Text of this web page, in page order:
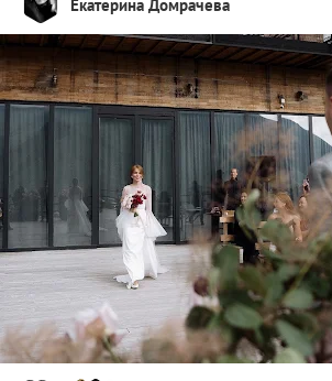
Екатерина Домрачева